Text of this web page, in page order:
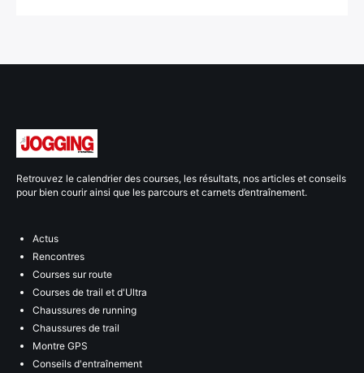
Retrouvez le calendrier des courses, les résultats, nos articles et conseils
pour bien courir ainsi que les parcours et carnets d’entraînement.
Actus
Rencontres
Courses sur route
Courses de trail et d'Ultra
Chaussures de running
Chaussures de trail
Montre GPS
Conseils d'entraînement